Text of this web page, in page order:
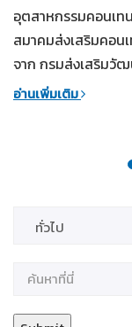
อุตสาหกรรมคอนเท
สมาคมส่งเสริมคอน
จาก กรมส่งเสริมวัฒ
อ่านเพิ่มเติม